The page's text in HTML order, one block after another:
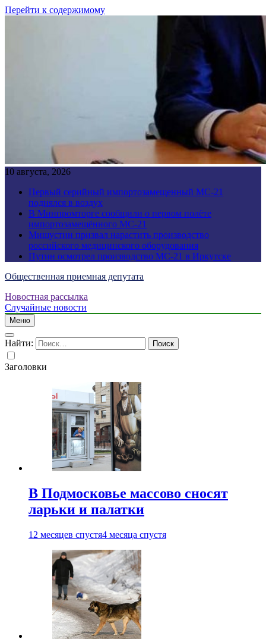
Перейти к содержимому
10 августа, 2026
Первый серийный импортозамещенный МС-21
поднялся в воздух
В Минпромторге сообщили о первом полёте
импортозамещённого МС-21
Мишустин призвал нарастить производство
российского медицинского оборудования
Путин осмотрел производство МС-21 в Иркутске
Общественная приемная депутата
Новостная рассылка
Случайные новости
Меню
Найти:
Заголовки
В Подмосковье массово сносят
ларьки и палатки
12 месяцев спустя4 месяца спустя